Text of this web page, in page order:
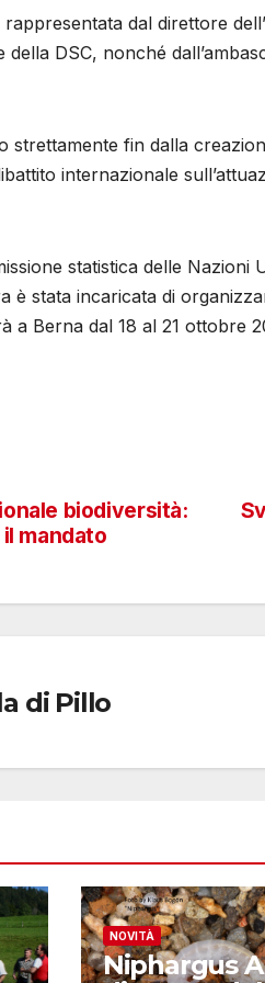
dal direttore
della DSC, nonché
strettamente fin dalla
internazionale
statistica delle Nazioni
è stata incaricata di
a Berna dal 18 al 21 ottobre
biodiversità:
mandato
di Pillo
NOVITÀ
Niphargus